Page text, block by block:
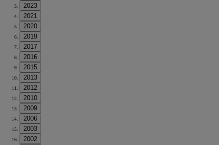
2023
2021
2020
2019
2017
2016
2015
2013
2012
2010
2009
2006
2003
2002